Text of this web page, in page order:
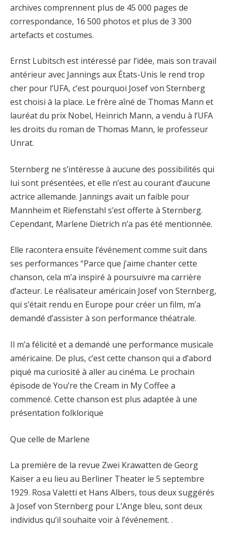
archives comprennent plus de 45 000 pages de
correspondance, 16 500 photos et plus de 3 300
artefacts et costumes.
Ernst Lubitsch est intéressé par l’idée, mais son travail
antérieur avec Jannings aux États-Unis le rend trop
cher pour l’UFA, c’est pourquoi Josef von Sternberg
est choisi à la place. Le frère aîné de Thomas Mann et
lauréat du prix Nobel, Heinrich Mann, a vendu à l’UFA
les droits du roman de Thomas Mann, le professeur
Unrat.
Sternberg ne s’intéresse à aucune des possibilités qui
lui sont présentées, et elle n’est au courant d’aucune
actrice allemande. Jannings avait un faible pour
Mannheim et Riefenstahl s’est offerte à Sternberg.
Cependant, Marlene Dietrich n’a pas été mentionnée.
Elle racontera ensuite l’événement comme suit dans
ses performances “Parce que j’aime chanter cette
chanson, cela m’a inspiré à poursuivre ma carrière
d’acteur. Le réalisateur américain Josef von Sternberg,
qui s’était rendu en Europe pour créer un film, m’a
demandé d’assister à son performance théatrale.
Il m’a félicité et a demandé une performance musicale
américaine. De plus, c’est cette chanson qui a d’abord
piqué ma curiosité à aller au cinéma. Le prochain
épisode de You’re the Cream in My Coffee a
commencé. Cette chanson est plus adaptée à une
présentation folklorique
Que celle de Marlene
La première de la revue Zwei Krawatten de Georg
Kaiser a eu lieu au Berliner Theater le 5 septembre
1929. Rosa Valetti et Hans Albers, tous deux suggérés
à Josef von Sternberg pour L’Ange bleu, sont deux
individus qu’il souhaite voir à l’événement. .